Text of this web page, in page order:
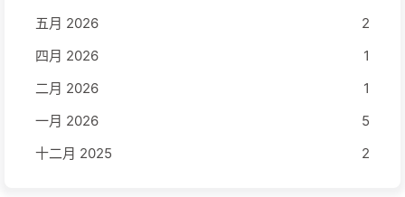
五月 2026
2
四月 2026
1
二月 2026
1
一月 2026
5
十二月 2025
2